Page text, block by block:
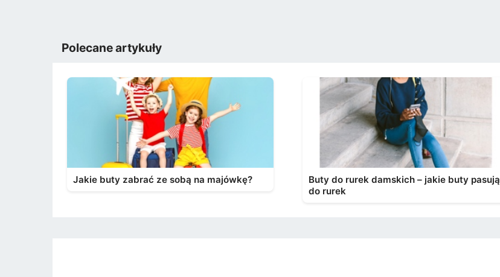
Polecane artykuły
Jakie buty zabrać ze sobą na majówkę?
Buty do rurek damskich – jakie buty pasują
do rurek